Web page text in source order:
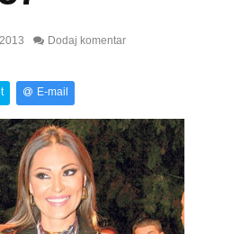
Dodaj komentar
E-mail